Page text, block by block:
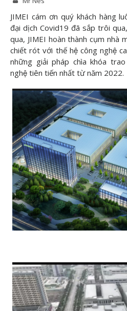
JIMEI cám ơn quý khách hàng
đại dịch Covid19 đã sắp trôi
qua, JIMEI hoàn thành cụm nhà
chiết rót với thế hệ công nghệ
những giải pháp chìa khóa
nghệ tiên tiến nhất từ năm 2022.